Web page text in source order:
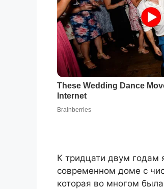
К тридцати двум годам
современном доме с
которая во многом